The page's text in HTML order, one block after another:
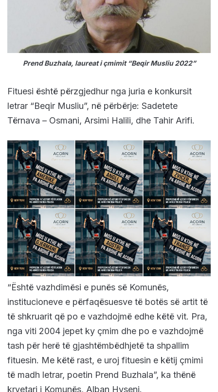
Prend Buzhala, laureat i çmimit “Beqir Musliu 2022”
Fituesi është përzgjedhur nga juria e konkursit
letrar “Beqir Musliu”, në përbërje: Sadetete
Tërnava – Osmani, Arsimi Halili, dhe Tahir Arifi.
“Është vazhdimësi e punës së Komunës,
institucioneve e përfaqësuesve të botës së artit të
të shkruarit që po e vazhdojmë edhe këtë vit. Pra,
nga viti 2004 jepet ky çmim dhe po e vazhdojmë
tash për herë të gjashtëmbëdhjetë ta shpallim
fituesin. Me këtë rast, e uroj fituesin e këtij çmimi
të madh letrar, poetin Prend Buzhala”, ka thënë
kryetari i Komunës, Alban Hyseni.